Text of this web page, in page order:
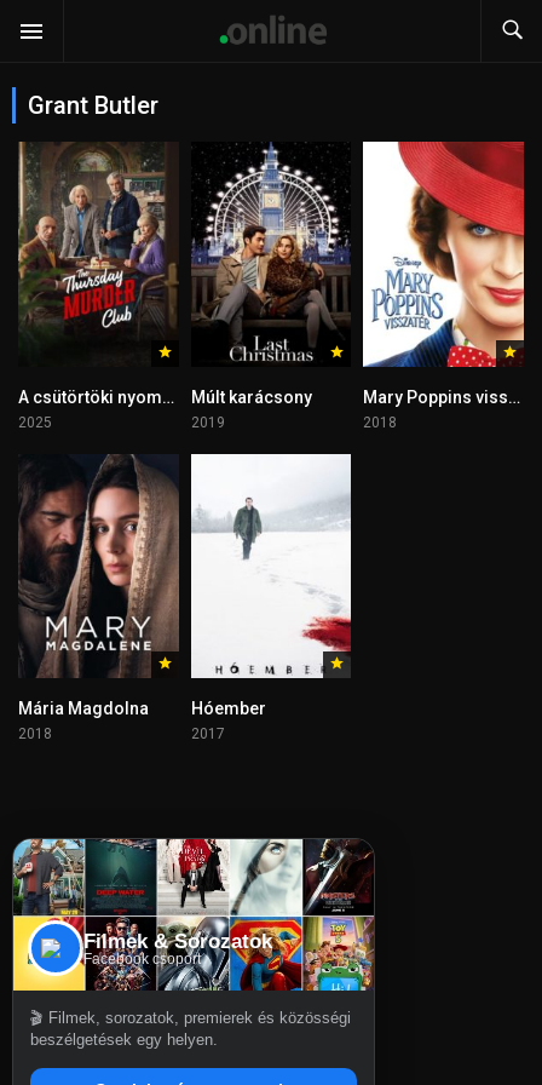
Grant Butler
A csütörtöki nyomozóklub
2025
Múlt karácsony
2019
Mary Poppins visszatér
2018
Mária Magdolna
2018
Hóember
2017
Filmek & Sorozatok
Facebook csoport
🎬 Filmek, sorozatok, premierek és közösségi
beszélgetések egy helyen.